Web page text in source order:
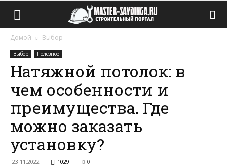
Домой Выбор
Выбор Полезное
Натяжной потолок: в
чем особенности и
преимущества. Где
можно заказать
установку?
23.11.2022 1029 0